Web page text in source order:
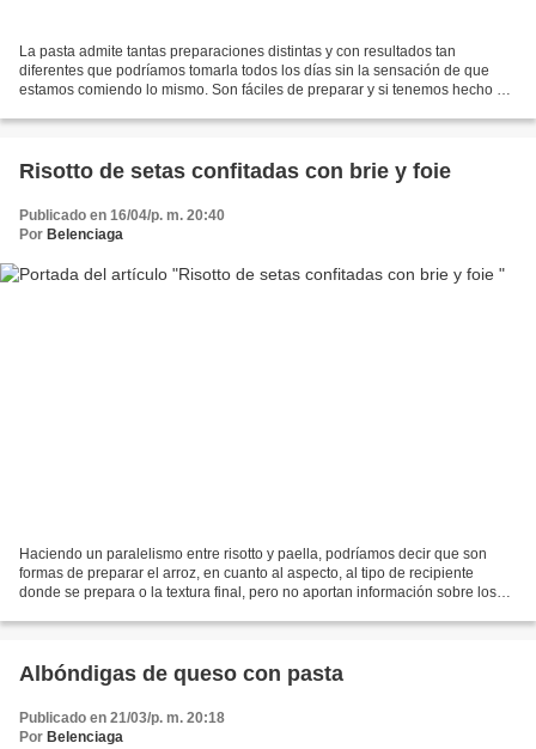
La pasta admite tantas preparaciones distintas y con resultados tan
diferentes que podríamos tomarla todos los días sin la sensación de que
estamos comiendo lo mismo. Son fáciles de preparar y si tenemos hecho el
Risotto de setas confitadas con brie y foie
Publicado en 16/04/p. m. 20:40
Por Belenciaga
Haciendo un paralelismo entre risotto y paella, podríamos decir que son
formas de preparar el arroz, en cuanto al aspecto, al tipo de recipiente
donde se prepara o la textura final, pero no aportan información sobre los
Albóndigas de queso con pasta
Publicado en 21/03/p. m. 20:18
Por Belenciaga